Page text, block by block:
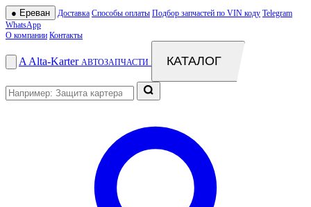
● Ереван Доставка Способы оплаты Подбор запчастей по VIN коду Telegram
WhatsApp
О компании Контакты
A Alta-Karter АВТОЗАПЧАСТИ КАТАЛОГ